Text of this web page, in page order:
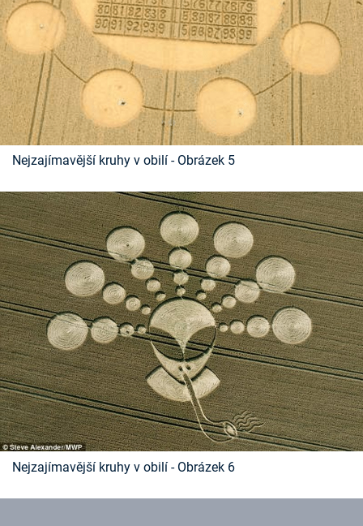
Nejzajímavější kruhy v obilí - Obrázek 5
Nejzajímavější kruhy v obilí - Obrázek 6